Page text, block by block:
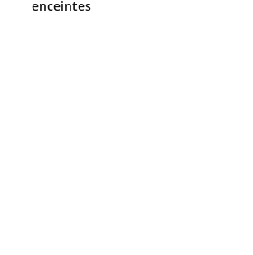
enceintes